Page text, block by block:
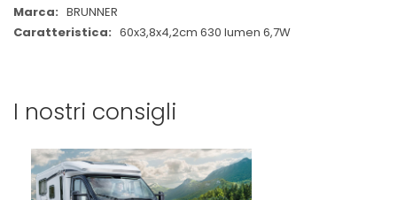
BRUNNER
60x3,8x4,2cm 630 lumen 6,7W
I nostri consigli